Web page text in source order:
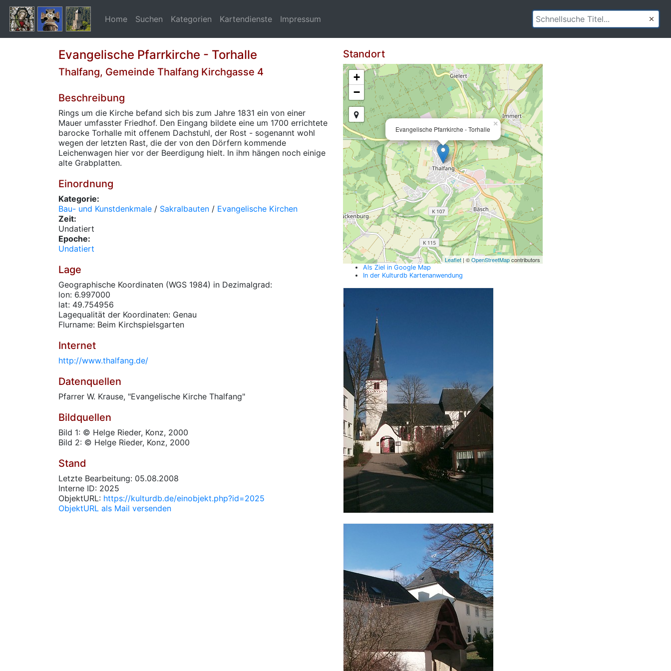
Home Suchen Kategorien Kartendienste Impressum
Evangelische Pfarrkirche - Torhalle
Thalfang, Gemeinde Thalfang Kirchgasse 4
Beschreibung
Rings um die Kirche befand sich bis zum Jahre 1831 ein von einer
Mauer umfasster Friedhof. Den Eingang bildete eine um 1700 errichtete
barocke Torhalle mit offenem Dachstuhl, der Rost - sogenannt wohl
wegen der letzten Rast, die der von den Dörfern kommende
Leichenwagen hier vor der Beerdigung hielt. In ihm hängen noch einige
alte Grabplatten.
Einordnung
Kategorie:
Bau- und Kunstdenkmale / Sakralbauten / Evangelische Kirchen
Zeit:
Undatiert
Epoche:
Undatiert
Lage
Geographische Koordinaten (WGS 1984) in Dezimalgrad:
lon: 6.997000
lat: 49.754956
Lagequalität der Koordinaten: Genau
Flurname: Beim Kirchspielsgarten
Internet
http://www.thalfang.de/
Datenquellen
Pfarrer W. Krause, "Evangelische Kirche Thalfang"
Bildquellen
Bild 1: © Helge Rieder, Konz, 2000
Bild 2: © Helge Rieder, Konz, 2000
Stand
Letzte Bearbeitung: 05.08.2008
Interne ID: 2025
ObjektURL: https://kulturdb.de/einobjekt.php?id=2025
ObjektURL als Mail versenden
Standort
Evangelische Pfarrkirche - Torhalle
×
+
−
Leaflet | ©OpenStreetMapcontributors
Als Ziel in Google Map
In der Kulturdb Kartenanwendung